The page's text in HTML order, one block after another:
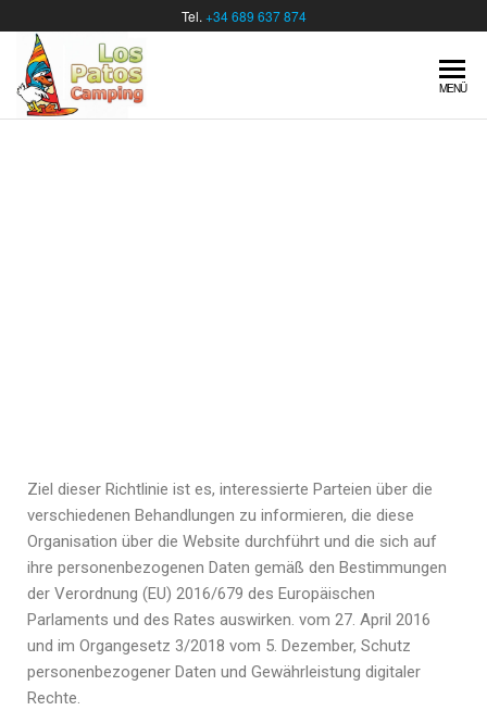
Tel. +34 689 637 874
MENÜ
Ziel dieser Richtlinie ist es, interessierte Parteien über die
verschiedenen Behandlungen zu informieren, die diese
Organisation über die Website durchführt und die sich auf
ihre personenbezogenen Daten gemäß den Bestimmungen
der Verordnung (EU) 2016/679 des Europäischen
Parlaments und des Rates auswirken. vom 27. April 2016
und im Organgesetz 3/2018 vom 5. Dezember, Schutz
personenbezogener Daten und Gewährleistung digitaler
Rechte.